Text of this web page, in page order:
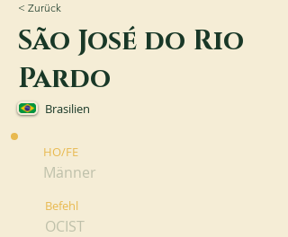
< Zurück
São José do Rio
Pardo
Brasilien
HO/FE
Männer
Befehl
OCIST